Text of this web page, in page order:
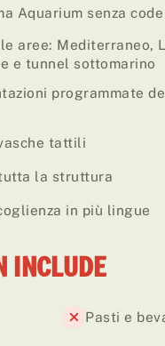
Aquarium senza code
aree: Mediterraneo,
e tunnel sottomarino
programmate
tattili
la struttura
in più lingue
INCLUDE
Pasti e